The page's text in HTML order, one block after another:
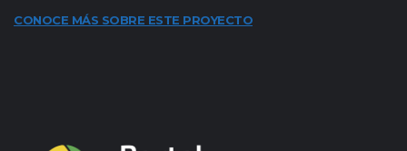
CONOCE MÁS SOBRE ESTE PROYECTO